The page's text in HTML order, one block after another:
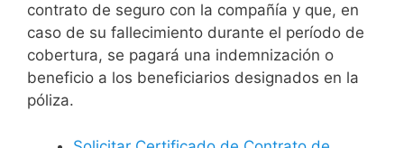
contrato de seguro con la compañía y que, en
caso de su fallecimiento durante el período de
cobertura, se pagará una indemnización o
beneficio a los beneficiarios designados en la
póliza.